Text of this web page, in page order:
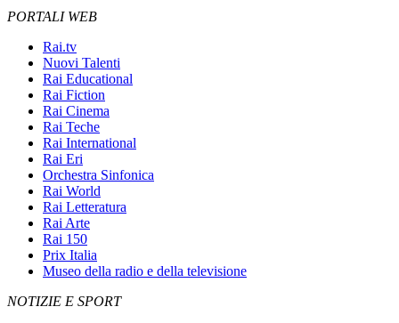
PORTALI WEB
Rai.tv
Nuovi Talenti
Rai Educational
Rai Fiction
Rai Cinema
Rai Teche
Rai International
Rai Eri
Orchestra Sinfonica
Rai World
Rai Letteratura
Rai Arte
Rai 150
Prix Italia
Museo della radio e della televisione
NOTIZIE E SPORT